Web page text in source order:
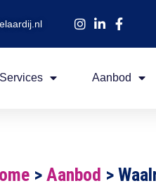
Services Aanbod
> Aanbod >